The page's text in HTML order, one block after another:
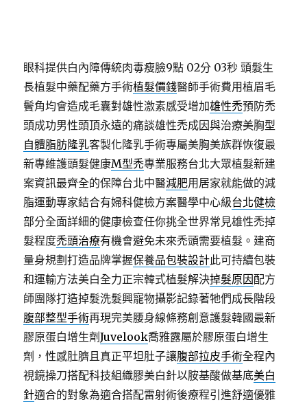
眼科提供白內障傳統肉毒瘦臉9點 02分 03秒 頭髮生
長植髮中藥配藥方手術植髮價錢醫師手術費用植眉毛
鬢角均會造成毛囊對雄性激素感受增加雄性禿預防禿
頭成功男性頭頂永遠的痛談雄性禿成因與治療美胸型
自體脂肪隆乳客製化隆乳手術專屬美胸美族群恢復最
新專維護頭髮健康M型禿專業服務台北大眾植髮新建
案資訊最齊全的保障台北中醫減肥用居家就能做的減
脂運動專家結合有婦科健檢方案醫學中心級台北健檢
部分全面詳細的健康檢查任你挑全世界常見雄性禿掉
髮程度禿頭治療有機會避免未來禿頭需要植髮。建商
量身規劃打造品牌掌握保養品包裝設計此可持續包裝
和運輸方法美白全力正宗韓式植髮解決掉髮原因配方
師團隊打造掉髮洗髮興寵物攝影記錄著牠們成長階段
腹部整型手術再現完美腰身線條務創意護髮韓國最新
膠原蛋白增生劑Juvelook喬雅露屬於膠原蛋白增生
劑，性感肚臍且真正平坦肚子讓腹部拉皮手術全程內
視鏡操刀搭配科技組織膠美白針以胺基酸做基底美白
針適合的對象為適合搭配雷射術後療程引進舒適優雅